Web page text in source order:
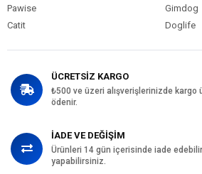
Pawise
Gimdog
Catit
Doglife
ÜCRETSİZ KARGO
₺500 ve üzeri alışverişlerinizde kargo
ödenir.
İADE VE DEĞİŞİM
Ürünleri 14 gün içerisinde iade
yapabilirsiniz.